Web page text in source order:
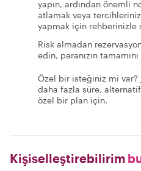
yapın, ardından önemli
atlamak veya
yapmak için rehberinizle
Risk almadan
edin, paranızın
Özel bir isteğiniz mi var?
daha fazla süre,
özel bir plan için.
Kişiselleştirebilirim